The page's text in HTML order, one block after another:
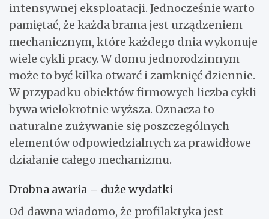
intensywnej eksploatacji. Jednocześnie warto
pamiętać, że każda brama jest urządzeniem
mechanicznym, które każdego dnia wykonuje
wiele cykli pracy. W domu jednorodzinnym
może to być kilka otwarć i zamknięć dziennie.
W przypadku obiektów firmowych liczba cykli
bywa wielokrotnie wyższa. Oznacza to
naturalne zużywanie się poszczególnych
elementów odpowiedzialnych za prawidłowe
działanie całego mechanizmu.
Drobna awaria – duże wydatki
Od dawna wiadomo, że profilaktyka jest